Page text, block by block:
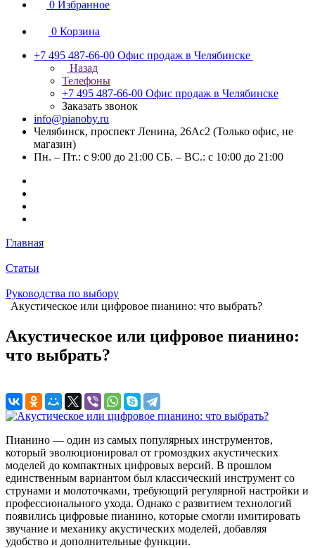
0 Избранное
0 Корзина
+7 495 487-66-00 Офис продаж в Челябинске
Назад
Телефоны
+7 495 487-66-00 Офис продаж в Челябинске
Заказать звонок
info@pianoby.ru
Челябинск, проспект Ленина, 26Ас2 (Только офис, не
магазин)
Пн. – Пт.: с 9:00 до 21:00 СБ. – ВС.: с 10:00 до 21:00
Главная
Статьи
Руководства по выбору
Акустическое или цифровое пианино: что выбрать?
Акустическое или цифровое пианино:
что выбрать?
Пианино — один из самых популярных инструментов,
который эволюционировал от громоздких акустических
моделей до компактных цифровых версий. В прошлом
единственным вариантом был классический инструмент со
струнами и молоточками, требующий регулярной настройки и
профессионального ухода. Однако с развитием технологий
появились цифровые пианино, которые смогли имитировать
звучание и механику акустических моделей, добавляя
удобство и дополнительные функции.